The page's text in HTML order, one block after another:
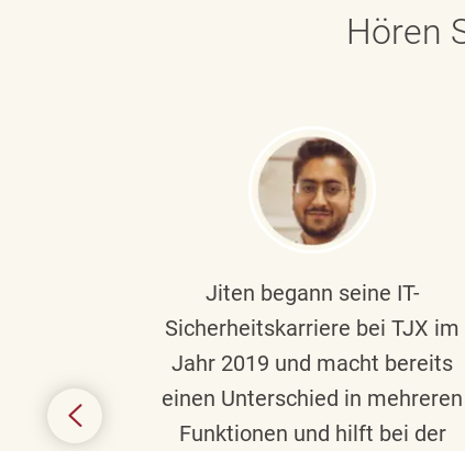
Hören
Jiten begann seine IT-
Sicherheitskarriere bei TJX im
Jahr 2019 und macht bereits
einen Unterschied in mehreren
Funktionen und hilft bei der